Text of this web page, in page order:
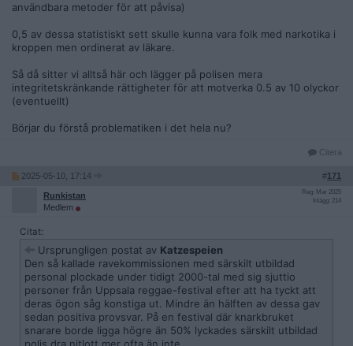
användbara metoder för att påvisa)
0,5 av dessa statistiskt sett skulle kunna vara folk med narkotika i
kroppen men ordinerat av läkare.
Så då sitter vi alltså här och lägger på polisen mera
integritetskränkande rättigheter för att motverka 0.5 av 10 olyckor
(eventuellt)
Börjar du förstå problematiken i det hela nu?
Citera
2025-05-10, 17:14 #171
Runkistan
Medlem
Reg: Mar 2025
Inlägg: 214
Citat:
Ursprungligen postat av Katzespeien
Den så kallade ravekommissionen med särskilt utbildad
personal plockade under tidigt 2000-tal med sig sjuttio
personer från Uppsala reggae-festival efter att ha tyckt att
deras ögon såg konstiga ut. Mindre än hälften av dessa gav
sedan positiva provsvar. På en festival där knarkbruket
snarare borde ligga högre än 50% lyckades särskilt utbildad